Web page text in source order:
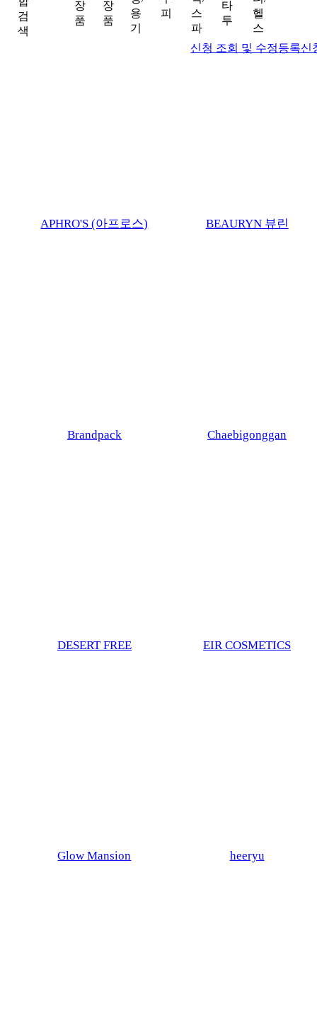
검
색
장
품
장
품
용
기
피
스
파
타
투
헬
스
신청 조회 및 수정등록신
APHRO'S (아프로스) BEAURYN 뷰린
Brandpack Chaebigonggan
DESERT FREE EIR COSMETICS
Glow Mansion heeryu